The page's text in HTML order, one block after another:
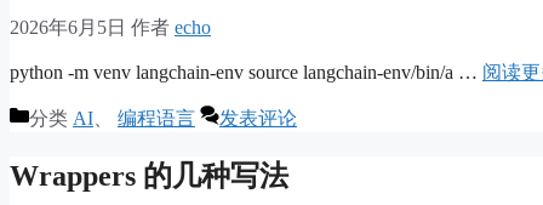
2026年6月5日 作者 echo
python -m venv langchain-env source langchain-env/bin/a … 阅读
分类 AI 编程语言 发表评论
Wrappers 的几种写法